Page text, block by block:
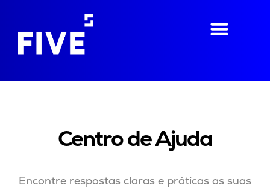
Centro de Ajuda
Encontre respostas claras e práticas as suas